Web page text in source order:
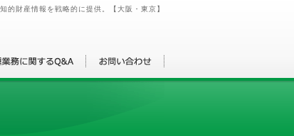
的財産情報を戦略的に提供。【大阪・東京】